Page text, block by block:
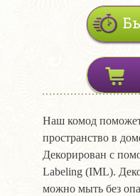
Наш комод
пространство в
Декорирован с
Labeling (IML).
можно мыть без